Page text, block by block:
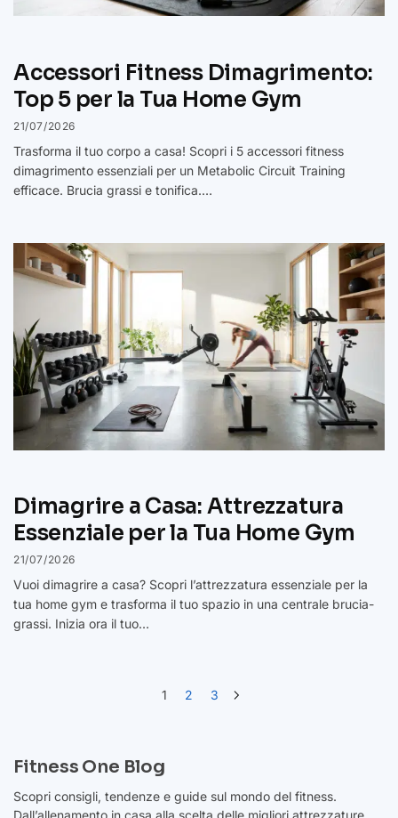
Accessori Fitness Dimagrimento:
Top 5 per la Tua Home Gym
21/07/2026
Trasforma il tuo corpo a casa! Scopri i 5 accessori fitness
dimagrimento essenziali per un Metabolic Circuit Training
efficace. Brucia grassi e tonifica.…
Dimagrire a Casa: Attrezzatura
Essenziale per la Tua Home Gym
21/07/2026
Vuoi dimagrire a casa? Scopri l’attrezzatura essenziale per la
tua home gym e trasforma il tuo spazio in una centrale brucia-
grassi. Inizia ora il tuo…
1 2 3
Fitness One Blog
Scopri consigli, tendenze e guide sul mondo del fitness.
Dall’allenamento in casa alla scelta delle migliori attrezzature,